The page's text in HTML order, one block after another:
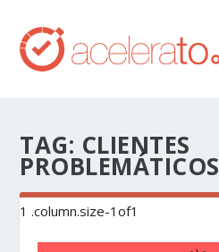
TAG: CLIENTES
PROBLEMÁTICOS